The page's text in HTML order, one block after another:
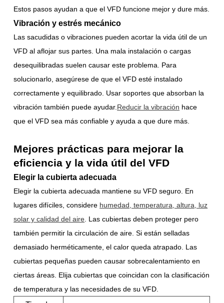
Estos pasos ayudan a que el VFD funcione mejor y dure más.
Vibración y estrés mecánico
Las sacudidas o vibraciones pueden acortar la vida útil de un
VFD al aflojar sus partes. Una mala instalación o cargas
desequilibradas suelen causar este problema. Para
solucionarlo, asegúrese de que el VFD esté instalado
correctamente y equilibrado. Usar soportes que absorban la
vibración también puede ayudar. Reducir la vibración hace
que el VFD sea más confiable y ayuda a que dure más.
Mejores prácticas para mejorar la
eficiencia y la vida útil del VFD
Elegir la cubierta adecuada
Elegir la cubierta adecuada mantiene su VFD seguro. En
lugares difíciles, considere humedad, temperatura, altura, luz
solar y calidad del aire . Las cubiertas deben proteger pero
también permitir la circulación de aire. Si están selladas
demasiado herméticamente, el calor queda atrapado. Las
cubiertas pequeñas pueden causar sobrecalentamiento en
ciertas áreas. Elija cubiertas que coincidan con la clasificación
de temperatura y las necesidades de su VFD.